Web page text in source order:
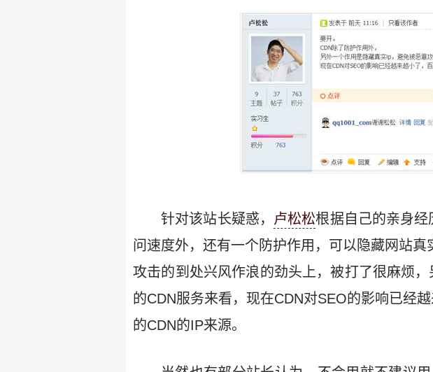
针对该站长疑惑， 卢松松根据自己的亲身
问速度外，还有一个防护作用，可以隐藏网站
攻击的到处兴风作浪的劲头上，被打了很麻烦
的CDN服务来看，现在CDN对SEO的影响已经
的CDN的IP来源。